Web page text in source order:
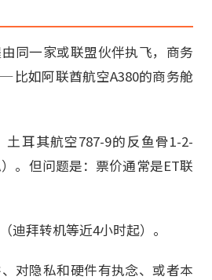
同一家或联盟伙伴执飞，商务
比如阿联酋航空A380的商务舱
耳其航空787-9的反鱼骨1-2-
。但问题是：票价通常是ET联
迪拜转机等近4小时起）。
对隐私和硬件有执念、或者本